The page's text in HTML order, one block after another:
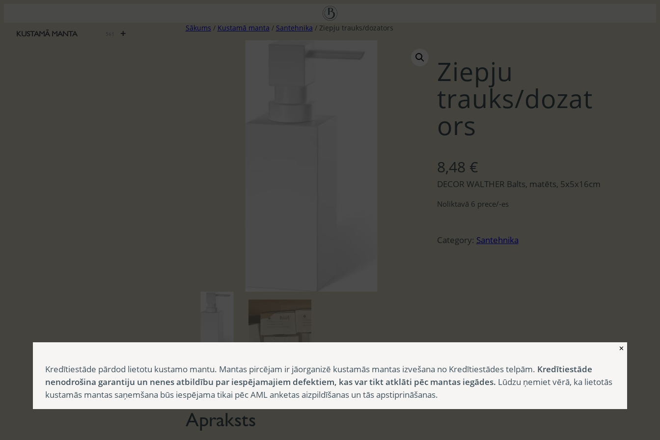
saturu
+
KUSTAMĀ MANTA
Sākums / Kustamā manta / Santehnika / Ziepju trauks/dozators
Ziepju
trauks/dozat
ors
8,48 €
DECOR WALTHER Balts, matēts, 5x5x16cm
Noliktavā 6 prece/-es
Category: Santehnika
Apraksts
Apraksts
✕
Kredītiestāde pārdod lietotu kustamo mantu. Mantas pircējam ir jāorganizē kustamās mantas izvešana no Kredītiestādes telpām. Kredītiestāde
nenodrošina garantiju un nenes atbildību par iespējamajiem defektiem, kas var tikt atklāti pēc mantas iegādes. Lūdzu ņemiet vērā, ka lietotās
kustamās mantas saņemšana būs iespējama tikai pēc AML anketas aizpildīšanas un tās apstiprināšanas.